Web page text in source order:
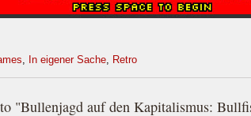
, In eigener Sache, Retro
to "Bullenjagd auf den Kapitalismus: